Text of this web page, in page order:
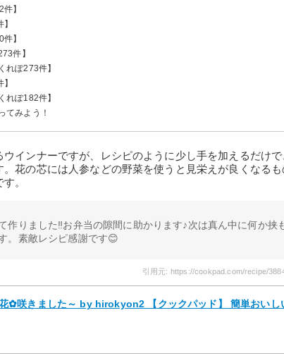
】
】
件】
れぽ273件】
れぽ182件】
てみよう！
インナーですが、レシピのように少し手を加えるだけ
花の芯には人参などの野菜を使うと見栄えが良くなるも
。
作りました‼︎お弁当の隙間に助かります♪次は真ん中に何か挟
。素敵レシピ感謝です😊
引用元: https://cookpad.com/recipe/
✿咲きました～ by hirokyon2 【クックパッド】 簡単おいし